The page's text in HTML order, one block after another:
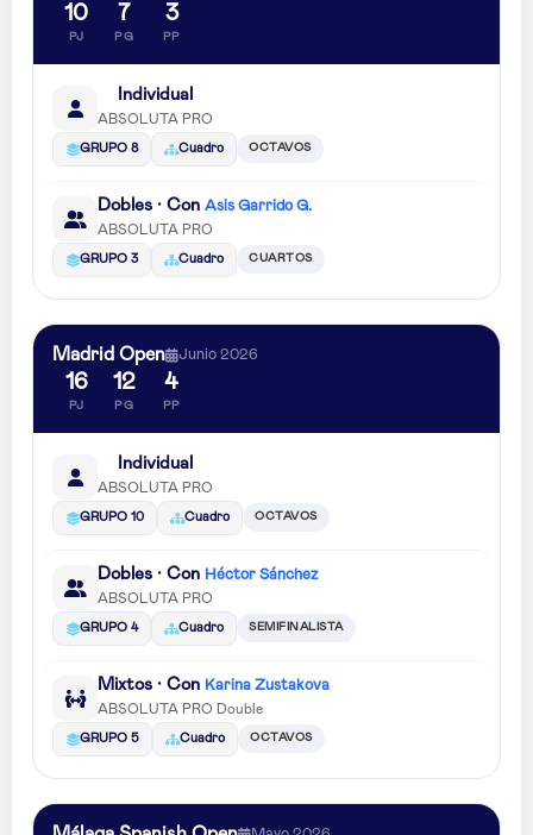
10
PJ
7
PG
3
PP
Individual
ABSOLUTA PRO
GRUPO 8 Cuadro OCTAVOS
Dobles · Con Asis Garrido G.
ABSOLUTA PRO
GRUPO 3 Cuadro CUARTOS
Madrid Open Junio 2026
16
PJ
12
PG
4
PP
Individual
ABSOLUTA PRO
GRUPO 10 Cuadro OCTAVOS
Dobles · Con Héctor Sánchez
ABSOLUTA PRO
GRUPO 4 Cuadro SEMIFINALISTA
Mixtos · Con Karina Zustakova
ABSOLUTA PRO Double
GRUPO 5 Cuadro OCTAVOS